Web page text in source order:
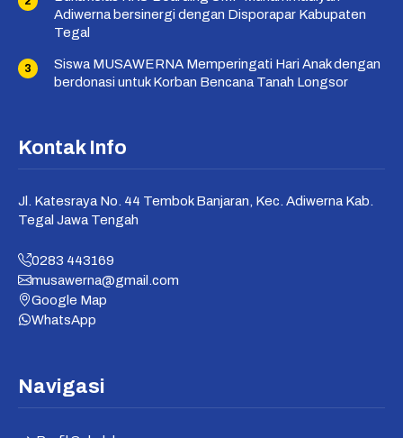
Adiwerna bersinergi dengan Disporapar Kabupaten
Tegal
Siswa MUSAWERNA Memperingati Hari Anak dengan
berdonasi untuk Korban Bencana Tanah Longsor
Kontak Info
Jl. Katesraya No. 44 Tembok Banjaran, Kec. Adiwerna Kab.
Tegal Jawa Tengah
0283 443169
musawerna@gmail.com
Google Map
WhatsApp
Navigasi